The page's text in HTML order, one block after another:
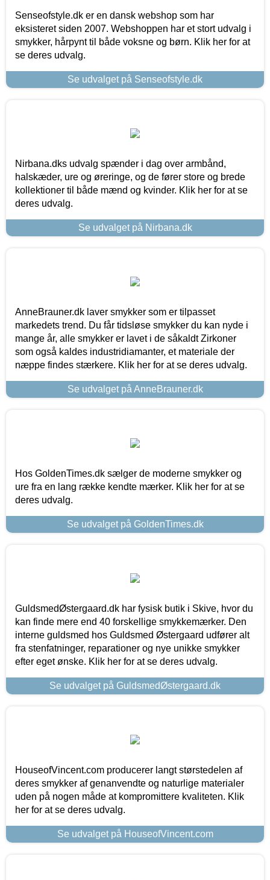
Senseofstyle.dk er en dansk webshop som har
eksisteret siden 2007. Webshoppen har et stort udvalg i
smykker, hårpynt til både voksne og børn. Klik her for at
se deres udvalg.
Se udvalget på Senseofstyle.dk
Nirbana.dks udvalg spænder i dag over armbånd,
halskæder, ure og øreringe, og de fører store og brede
kollektioner til både mænd og kvinder. Klik her for at se
deres udvalg.
Se udvalget på Nirbana.dk
AnneBrauner.dk laver smykker som er tilpasset
markedets trend. Du får tidsløse smykker du kan nyde i
mange år, alle smykker er lavet i de såkaldt Zirkoner
som også kaldes industridiamanter, et materiale der
næppe findes stærkere. Klik her for at se deres udvalg.
Se udvalget på AnneBrauner.dk
Hos GoldenTimes.dk sælger de moderne smykker og
ure fra en lang række kendte mærker. Klik her for at se
deres udvalg.
Se udvalget på GoldenTimes.dk
GuldsmedØstergaard.dk har fysisk butik i Skive, hvor du
kan finde mere end 40 forskellige smykkemærker. Den
interne guldsmed hos Guldsmed Østergaard udfører alt
fra stenfatninger, reparationer og nye unikke smykker
efter eget ønske. Klik her for at se deres udvalg.
Se udvalget på GuldsmedØstergaard.dk
HouseofVincent.com producerer langt størstedelen af
deres smykker af genanvendte og naturlige materialer
uden på nogen måde at kompromittere kvaliteten. Klik
her for at se deres udvalg.
Se udvalget på HouseofVincent.com